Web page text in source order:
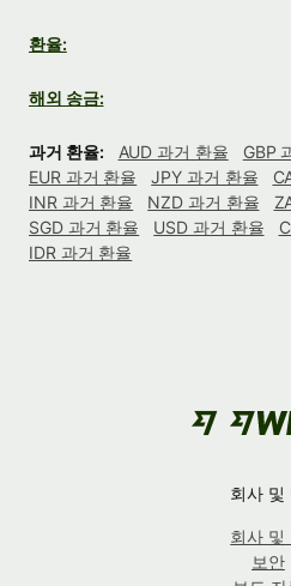
환율:
해외 송금:
과거 환율: AUD 과거 환율 GBP
EUR 과거 환율
JPY 과거 환율
INR 과거 환율
NZD 과거 환율
SGD 과거 환율
USD 과거 환율
IDR 과거 환율
회사 및
회사 및
보안